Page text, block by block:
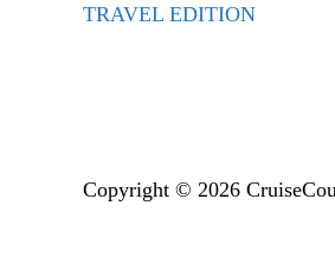
TRAVEL EDITION
Copyright © 2026